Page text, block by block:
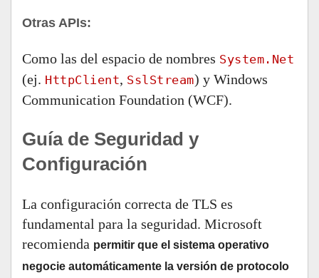
Otras APIs:
Como las del espacio de nombres System.Net
(ej. HttpClient, SslStream) y Windows
Communication Foundation (WCF).
Guía de Seguridad y
Configuración
La configuración correcta de TLS es
fundamental para la seguridad. Microsoft
recomienda permitir que el sistema operativo
negocie automáticamente la versión de protocolo